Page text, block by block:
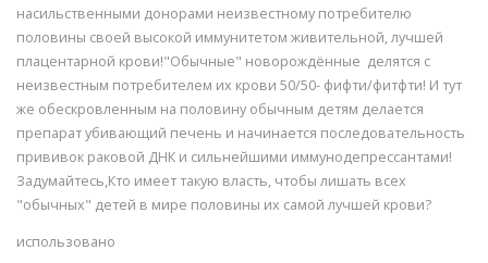
насильственными донорами неизвестному потребителю
половины своей высокой иммунитетом живительной, лучшей
плацентарной крови!"Обычные" новорождённые делятся с
неизвестным потребителем их крови 50/50- фифти/фитфти! И тут
же обескровленным на половину обычным детям делается
препарат убивающий печень и начинается последовательность
прививок раковой ДНК и сильнейшими иммунодепрессантами!
Задумайтесь,Кто имеет такую власть, чтобы лишать всех
"обычных" детей в мире половины их самой лучшей крови?
использовано